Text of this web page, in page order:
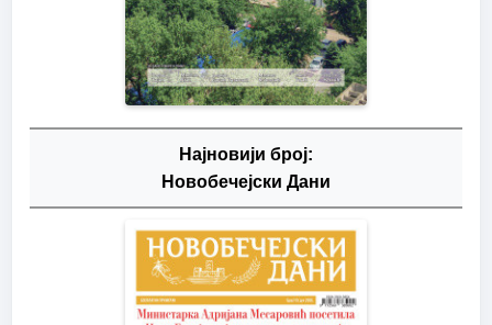
Најновији број:
Новобечејски Дани